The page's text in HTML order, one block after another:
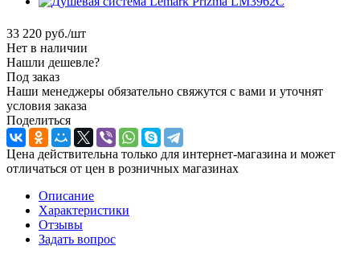
33 220 руб./шт
Нет в наличии
Нашли дешевле?
Под заказ
Наши менеджеры обязательно свяжутся с вами и уточнят
условия заказа
Поделиться
Цена действительна только для интернет-магазина и может
отличаться от цен в розничных магазинах
Описание
Характеристики
Отзывы
Задать вопрос